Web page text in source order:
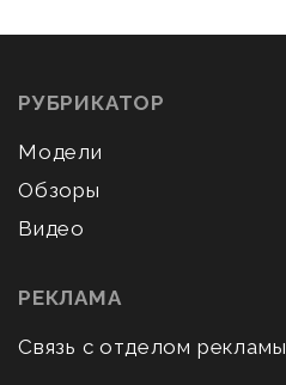
РУБРИКАТОР
Модели
Обзоры
Видео
РЕКЛАМА
Связь с отделом рекламы